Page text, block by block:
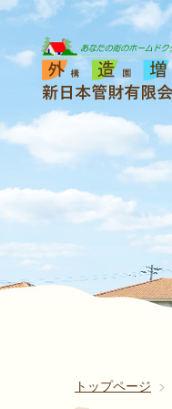
トップページ